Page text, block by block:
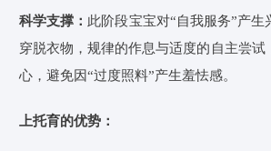
科学支撑： 此阶段宝宝对“自我服务”产生
穿脱衣物，规律的作息与适度的自主尝试
心，避免因“过度照料”产生羞怯感。
上托育的优势：